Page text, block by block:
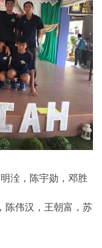
洤，陈宇勋，邓胜
陈伟汉，王朝富，苏